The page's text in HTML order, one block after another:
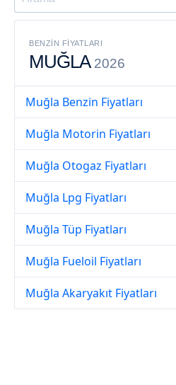
BENZIN FIYATLARI
MUĞLA2026
Muğla Benzin Fiyatları
Muğla Motorin Fiyatları
Muğla Otogaz Fiyatları
Muğla Lpg Fiyatları
Muğla Tüp Fiyatları
Muğla Fueloil Fiyatları
Muğla Akaryakıt Fiyatları